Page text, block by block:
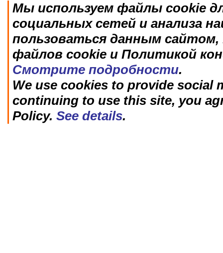
Мы используем файлы cookie
социальных сетей и анализа
пользоваться данным
файлов cookie и Политикой
Смотрите подробности.
We use cookies to provide social
continuing to use this site, you
Policy. See details.